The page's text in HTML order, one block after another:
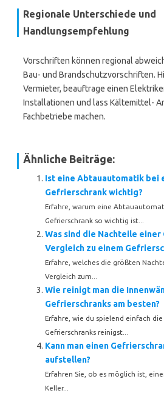
Regionale Unterschiede und
Handlungsempfehlung
Vorschriften können regional
Bau- und Brandschutzvorschriften.
Vermieter, beauftrage einen
Installationen und lass Kältemittel-
Fachbetriebe machen.
Ähnliche Beiträge:
Ist eine Abtauautomatik bei
Gefrierschrank wichtig?
Erfahre, warum eine
Gefrierschrank so wichtig ist...
Was sind die Nachteile
Vergleich zu einem
Erfahre, welches die größten
Vergleich zum...
Wie reinigt man die
Gefrierschranks am besten?
Erfahre, wie du spielend einfach
Gefrierschranks reinigst...
Kann man einen
aufstellen?
Erfahren Sie, ob es möglich ist,
Keller...